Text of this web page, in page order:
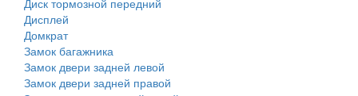
Диск тормозной передний
Дисплей
Домкрат
Замок багажника
Замок двери задней левой
Замок двери задней правой